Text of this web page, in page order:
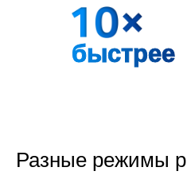
быстрее
Разные режимы